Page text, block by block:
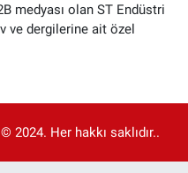
medyası olan ST Endüstri
ve dergilerine ait özel
2024. Her hakkı saklıdır..